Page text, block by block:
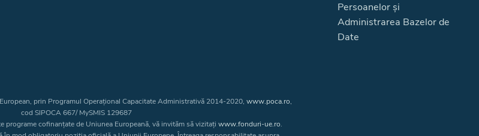
Persoanelor și
Administrarea Bazelor de
Date
prin Programul Operațional Capacitate Administrativă 2014-2020, www.poca.ro,
cod SIPOCA 667/ MySMIS 129687
programe cofinanțate de Uniunea Europeană, vă invităm să vizitați www.fonduri-ue.ro.